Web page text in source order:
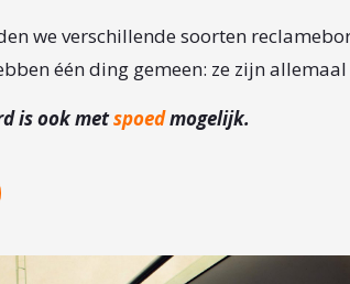
we verschillende soorten
één ding gemeen: ze zijn
is ook metspoedmogelijk.